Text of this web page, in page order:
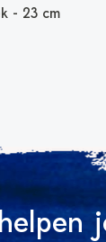
- 23 cm